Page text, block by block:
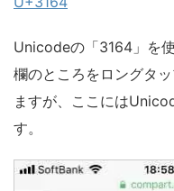
Unicodeの「3164」を
欄のところをロングタ
ますが、ここには
す。